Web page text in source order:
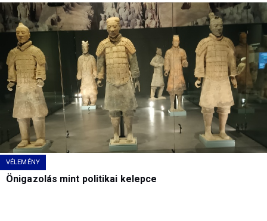
VÉLEMÉNY
Önigazolás mint politikai kelepce